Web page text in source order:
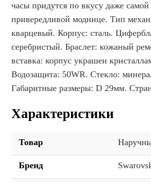
часы придутся по вкусу даже самой
привередливой моднице. Тип
кварцевый. Корпус: сталь.
серебристый. Браслет: кожаный
вставка: корпус украшен
Водозащита: 50WR. Стекло:
Габаритные размеры: D 29мм.
Характеристики
Товар
Бренд